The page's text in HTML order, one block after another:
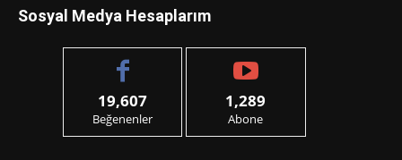
Sosyal Medya Hesaplarım
19,607
Beğenenler
1,289
Abone